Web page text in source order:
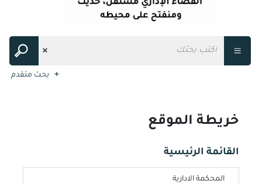
بحث متقدم
خريطة الموقع
القائمة الرئيسية
المحكمة الادارية